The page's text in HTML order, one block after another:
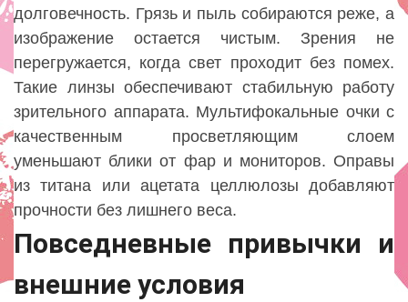
долговечность. Грязь и пыль собираются реже, а
изображение остается чистым. Зрения не
перегружается, когда свет проходит без помех.
Такие линзы обеспечивают стабильную работу
зрительного аппарата. Мультифокальные очки с
качественным просветляющим слоем
уменьшают блики от фар и мониторов. Оправы
из титана или ацетата целлюлозы добавляют
прочности без лишнего веса.
Повседневные привычки и
внешние условия